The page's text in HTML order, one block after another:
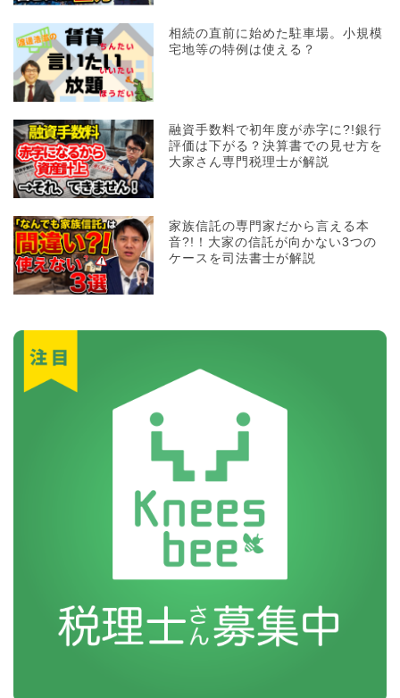
相続の直前に始めた駐車場。小規模
宅地等の特例は使える？
融資手数料で初年度が赤字に?!銀行
評価は下がる？決算書での見せ方を
大家さん専門税理士が解説
家族信託の専門家だから言える本
音?!！大家の信託が向かない3つの
ケースを司法書士が解説